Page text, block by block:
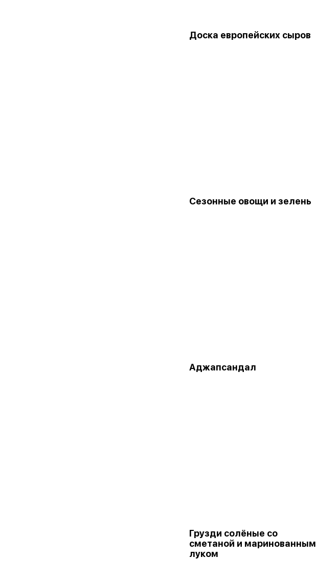
Доска европейских сыров
Сезонные овощи и зелень
Аджапсандал
Грузди солёные со
сметаной и маринованным
луком